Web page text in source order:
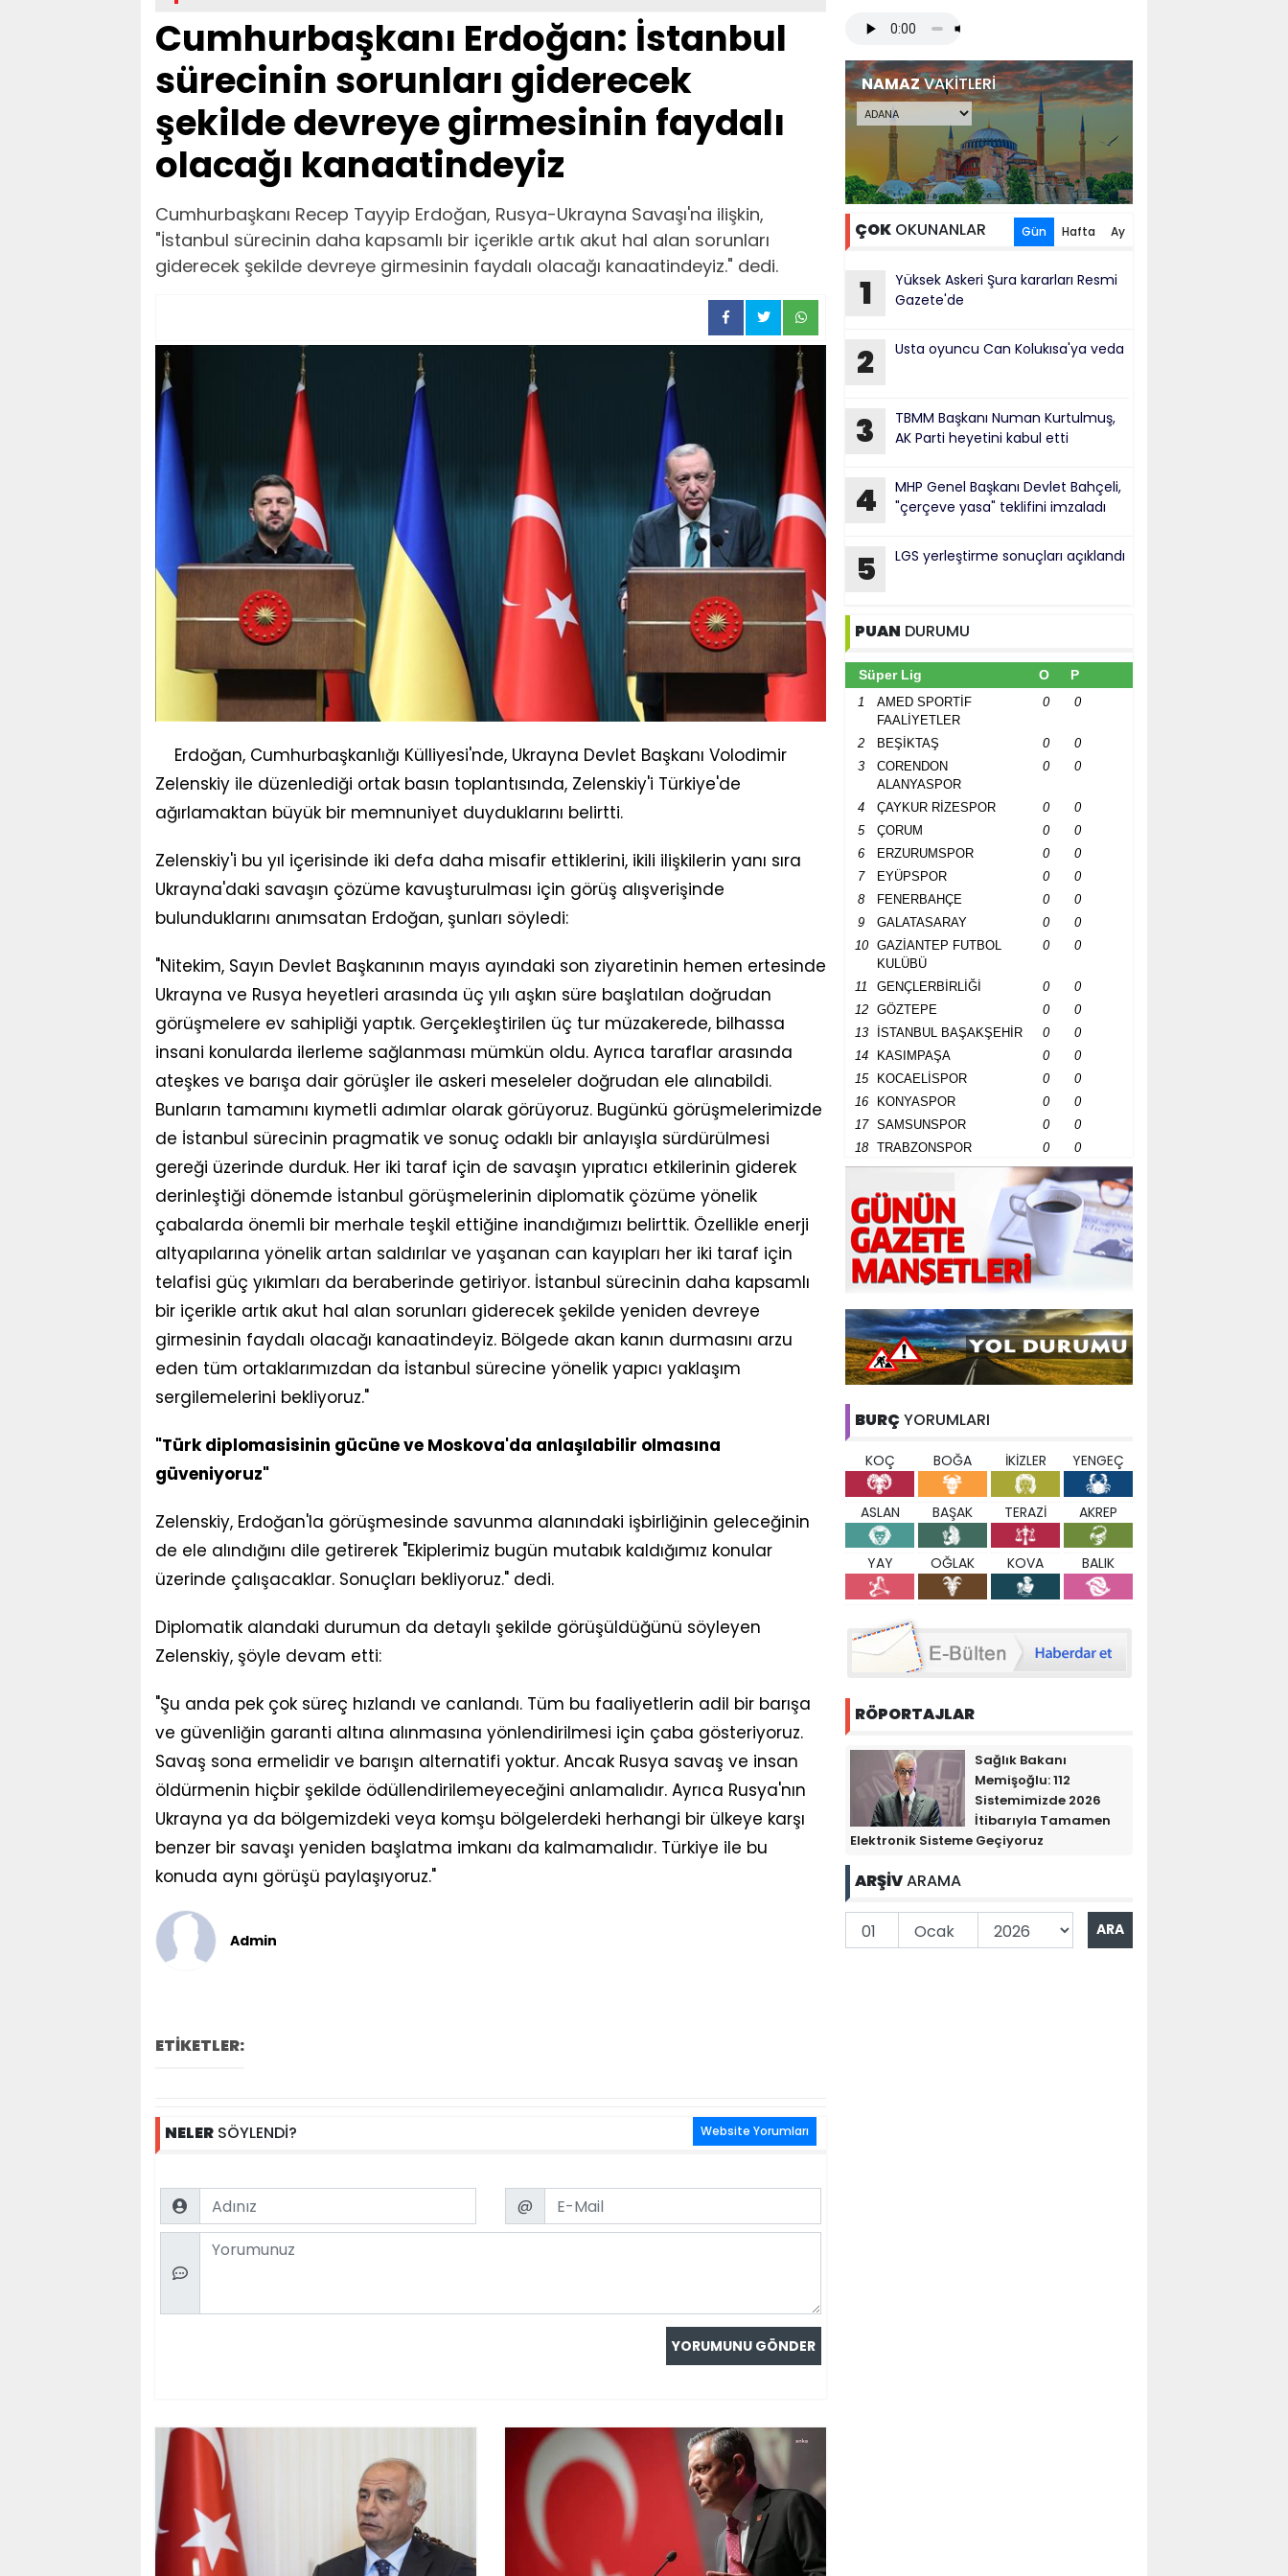
Cumhurbaşkanı Erdoğan: İstanbul
sürecinin sorunları giderecek
şekilde devreye girmesinin faydalı
olacağı kanaatindeyiz
Cumhurbaşkanı Recep Tayyip Erdoğan, Rusya-Ukrayna Savaşı'na ilişkin,
"İstanbul sürecinin daha kapsamlı bir içerikle artık akut hal alan sorunları
giderecek şekilde devreye girmesinin faydalı olacağı kanaatindeyiz." dedi.
Erdoğan, Cumhurbaşkanlığı Külliyesi'nde, Ukrayna Devlet Başkanı Volodimir
Zelenskiy ile düzenlediği ortak basın toplantısında, Zelenskiy'i Türkiye'de
ağırlamaktan büyük bir memnuniyet duyduklarını belirtti.
Zelenskiy'i bu yıl içerisinde iki defa daha misafir ettiklerini, ikili ilişkilerin yanı sıra
Ukrayna'daki savaşın çözüme kavuşturulması için görüş alışverişinde
bulunduklarını anımsatan Erdoğan, şunları söyledi:
"Nitekim, Sayın Devlet Başkanının mayıs ayındaki son ziyaretinin hemen ertesinde
Ukrayna ve Rusya heyetleri arasında üç yılı aşkın süre başlatılan doğrudan
görüşmelere ev sahipliği yaptık. Gerçekleştirilen üç tur müzakerede, bilhassa
insani konularda ilerleme sağlanması mümkün oldu. Ayrıca taraflar arasında
ateşkes ve barışa dair görüşler ile askeri meseleler doğrudan ele alınabildi.
Bunların tamamını kıymetli adımlar olarak görüyoruz. Bugünkü görüşmelerimizde
de İstanbul sürecinin pragmatik ve sonuç odaklı bir anlayışla sürdürülmesi
gereği üzerinde durduk. Her iki taraf için de savaşın yıpratıcı etkilerinin giderek
derinleştiği dönemde İstanbul görüşmelerinin diplomatik çözüme yönelik
çabalarda önemli bir merhale teşkil ettiğine inandığımızı belirttik. Özellikle enerji
altyapılarına yönelik artan saldırılar ve yaşanan can kayıpları her iki taraf için
telafisi güç yıkımları da beraberinde getiriyor. İstanbul sürecinin daha kapsamlı
bir içerikle artık akut hal alan sorunları giderecek şekilde yeniden devreye
girmesinin faydalı olacağı kanaatindeyiz. Bölgede akan kanın durmasını arzu
eden tüm ortaklarımızdan da İstanbul sürecine yönelik yapıcı yaklaşım
sergilemelerini bekliyoruz."
"Türk diplomasisinin gücüne ve Moskova'da anlaşılabilir olmasına
güveniyoruz"
Zelenskiy, Erdoğan'la görüşmesinde savunma alanındaki işbirliğinin geleceğinin
de ele alındığını dile getirerek "Ekiplerimiz bugün mutabık kaldığımız konular
üzerinde çalışacaklar. Sonuçları bekliyoruz." dedi.
Diplomatik alandaki durumun da detaylı şekilde görüşüldüğünü söyleyen
Zelenskiy, şöyle devam etti:
"Şu anda pek çok süreç hızlandı ve canlandı. Tüm bu faaliyetlerin adil bir barışa
ve güvenliğin garanti altına alınmasına yönlendirilmesi için çaba gösteriyoruz.
Savaş sona ermelidir ve barışın alternatifi yoktur. Ancak Rusya savaş ve insan
öldürmenin hiçbir şekilde ödüllendirilemeyeceğini anlamalıdır. Ayrıca Rusya'nın
Ukrayna ya da bölgemizdeki veya komşu bölgelerdeki herhangi bir ülkeye karşı
benzer bir savaşı yeniden başlatma imkanı da kalmamalıdır. Türkiye ile bu
konuda aynı görüşü paylaşıyoruz."
Admin
ETİKETLER:
NELER SÖYLENDİ? Website Yorumları
Name Email
@
Comment
NAMAZVAKİTLERİ
ÇOK OKUNANLAR Gün Hafta Ay
1
Yüksek Askeri Şura kararları Resmi
Gazete'de
2 Usta oyuncu Can Kolukısa'ya veda
3
TBMM Başkanı Numan Kurtulmuş,
AK Parti heyetini kabul etti
4
MHP Genel Başkanı Devlet Bahçeli,
"çerçeve yasa" teklifini imzaladı
5 LGS yerleştirme sonuçları açıklandı
PUAN DURUMU
Süper Lig O P
1
AMED SPORTİF
FAALİYETLER
0 0
2 BEŞİKTAŞ 0
0
3
CORENDON
ALANYASPOR
0 0
4 ÇAYKUR RİZESPOR 0
0
5
ÇORUM 0
0
6
ERZURUMSPOR 0
0
7
EYÜPSPOR 0
0
8
FENERBAHÇE 0
0
9
GALATASARAY 0
0
10
GAZİANTEP FUTBOL
KULÜBÜ
0 0
11 GENÇLERBİRLİĞİ 0
0
12
GÖZTEPE 0
0
13
İSTANBUL BAŞAKŞEHİR 0
0
14
KASIMPAŞA 0
0
15
KOCAELİSPOR 0
0
16
KONYASPOR 0
0
17
SAMSUNSPOR 0
0
18
TRABZONSPOR 0 0
BURÇ YORUMLARI
KOÇ BOĞA İKİZLER YENGEÇ
ASLAN BAŞAK TERAZİ AKREP
YAY OĞLAK KOVA BALIK
RÖPORTAJLAR
Sağlık Bakanı
Memişoğlu: 112
Sistemimizde 2026
İtibarıyla Tamamen
Elektronik Sisteme Geçiyoruz
ARŞİVARAMA